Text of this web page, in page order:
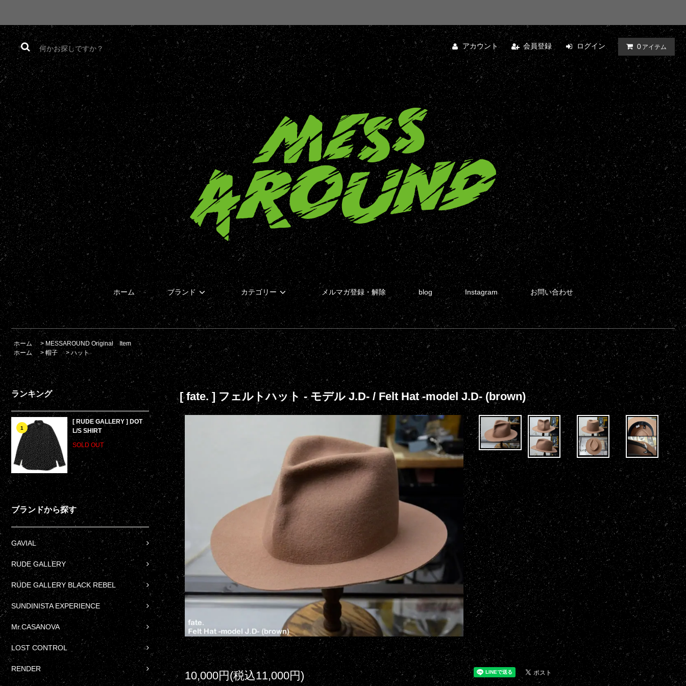
アカウント 会員登録 ログイン 0 アイテム
ホーム ブランド カテゴリー メルマガ登録・解除 blog Instagram お問い合わせ
ホーム > MESSAROUND Original Item
ホーム
> 帽子 >ハット
ランキング
1
[ RUDE GALLERY ] DOT
L/S SHIRT
SOLD OUT
ブランドから探す
GAVIAL
RUDE GALLERY
RUDE GALLERY BLACK REBEL
SUNDINISTA EXPERIENCE
Mr.CASANOVA
LOST CONTROL
RENDER
[ fate. ] フェルトハット - モデル J.D- / Felt Hat -model J.D- (brown)
10,000円(税込11,000円)